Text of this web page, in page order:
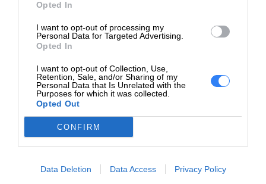
Opted In
I want to opt-out of processing my
Personal Data for Targeted Advertising.
Opted In
I want to opt-out of Collection, Use,
Retention, Sale, and/or Sharing of my
Personal Data that Is Unrelated with the
Purposes for which it was collected.
Opted Out
CONFIRM
Data Deletion Data Access Privacy Policy
techniczna
ZAPYTAJ O PRODUKT
Zapytanie o "Konstroler RAID DELL PERC H745"